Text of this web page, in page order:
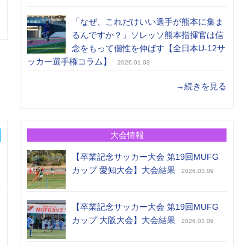
「なぜ、これだけいい選手が熊本に集ま
るんですか？」ソレッソ熊本指揮官は信
念をもって個性を伸ばす【全日本U-12サ
ッカー選手権コラム】
2026.01.03
→続きを見る
大会情報
【卒業記念サッカー大会 第19回MUFG
カップ 愛知大会】大会結果
2026.03.09
【卒業記念サッカー大会 第19回MUFG
カップ 大阪大会】大会結果
2026.03.09